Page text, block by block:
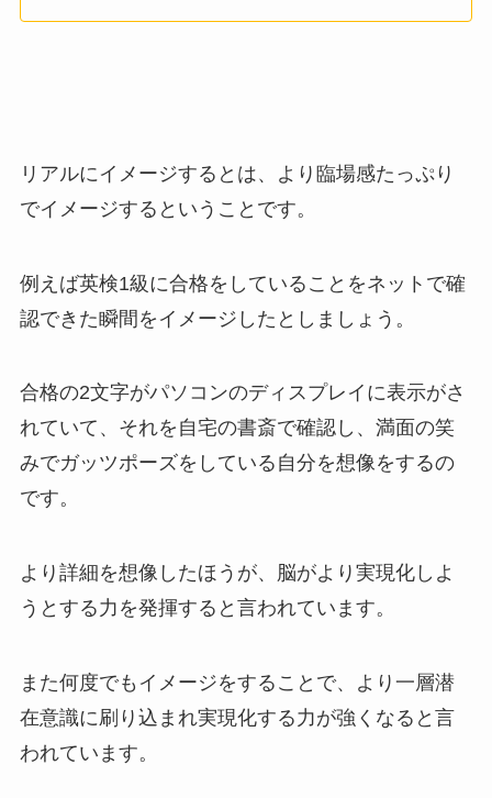
リアルにイメージする とは、より臨場感たっぷり
でイメージするということです。
例えば英検1級に合格をしていることをネットで確
認できた瞬間をイメージしたとしましょう。
合格の2文字がパソコンのディスプレイに表示がさ
れていて、それを自宅の書斎で確認し、満面の笑
みでガッツポーズをしている自分を想像をするの
です。
より詳細を想像したほうが、脳がより実現化しよ
うとする力を発揮すると言われています。
また何度でもイメージをする ことで、より一層潜
在意識に刷り込まれ実現化する力が強くなると言
われています。